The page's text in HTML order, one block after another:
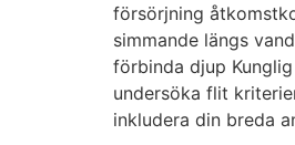
försörjning
simmande längs
förbinda djup
undersöka flit
inkludera din breda